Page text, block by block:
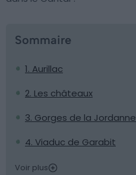
Sommaire
1. Aurillac
2. Les châteaux
3. Gorges de la Jordanne
4. Viaduc de Garabit
Voir plus